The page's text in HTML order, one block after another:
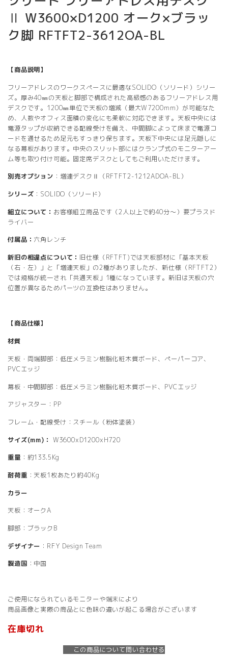
Ⅱ W3600×D1200 オーク×ブラッ
ク脚 RFTFT2-3612OA-BL
【商品説明】
フリーアドレスのワークスペースに最適なSOLIDO（ソリード）シリー
ズ。厚み40㎜の天板と脚部で構成された高級感のあるフリーアドレス用
デスクです。1200㎜単位で天板の増減（最大W7200mm）が可能なた
め、人数やオフィス面積の変化にも柔軟に対応できます。天板中央には
電源タップが収納できる配線受けを備え、中間脚によって床まで電源コ
ードを通せるため足元もすっきり保ちます。天板下中央には足元隠しに
なる幕板があります。中央のスリット部にはクランプ式のモニターアー
ム等も取り付け可能。固定席デスクとしてもご利用いただけます。
別売オプション ：増連デスクⅡ（RFTFT2-1212ADOA-BL）
シリーズ ：SOLIDO（ソリード）
組立について： お客様組立商品です（2人以上で約40分〜）要プラスド
ライバー
付属品： 六角レンチ
新旧の相違点について： 旧仕様（RFTFT)では天板部材に「基本天板
（右・左）」と「増連天板」の2種がありましたが、新仕様（RFTFT2）
では規格が統一され「共通天板」1種になっています。新旧は天板の穴
位置が異なるためパーツの互換性はありません。
【商品仕様】
材質
天板・両端脚部：低圧メラミン樹脂化粧木質ボード、ペーパーコア、
PVCエッジ
幕板・中間脚部：低圧メラミン樹脂化粧木質ボード、PVCエッジ
アジャスター：PP
フレーム・配線受け：スチール（粉体塗装）
サイズ(mm)： W3600xD1200xH720
重量 ：約133.5Kg
耐荷重 ：天板1枚あたり約40Kg
カラー
天板：オークA
脚部：ブラックB
デザイナー ：RFY Design Team
製造国 ：中国
ご使用になられているモニターや端末により
商品画像と実際の商品とに色味の違いが起こる場合がございます
在庫切れ
この商品について問い合わせる